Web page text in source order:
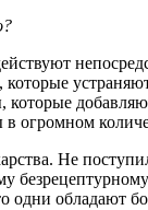
которые
которые
в огромном
Не
одни